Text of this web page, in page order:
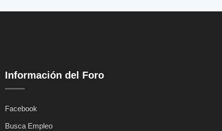
Información del Foro
Facebook
Busca Empleo